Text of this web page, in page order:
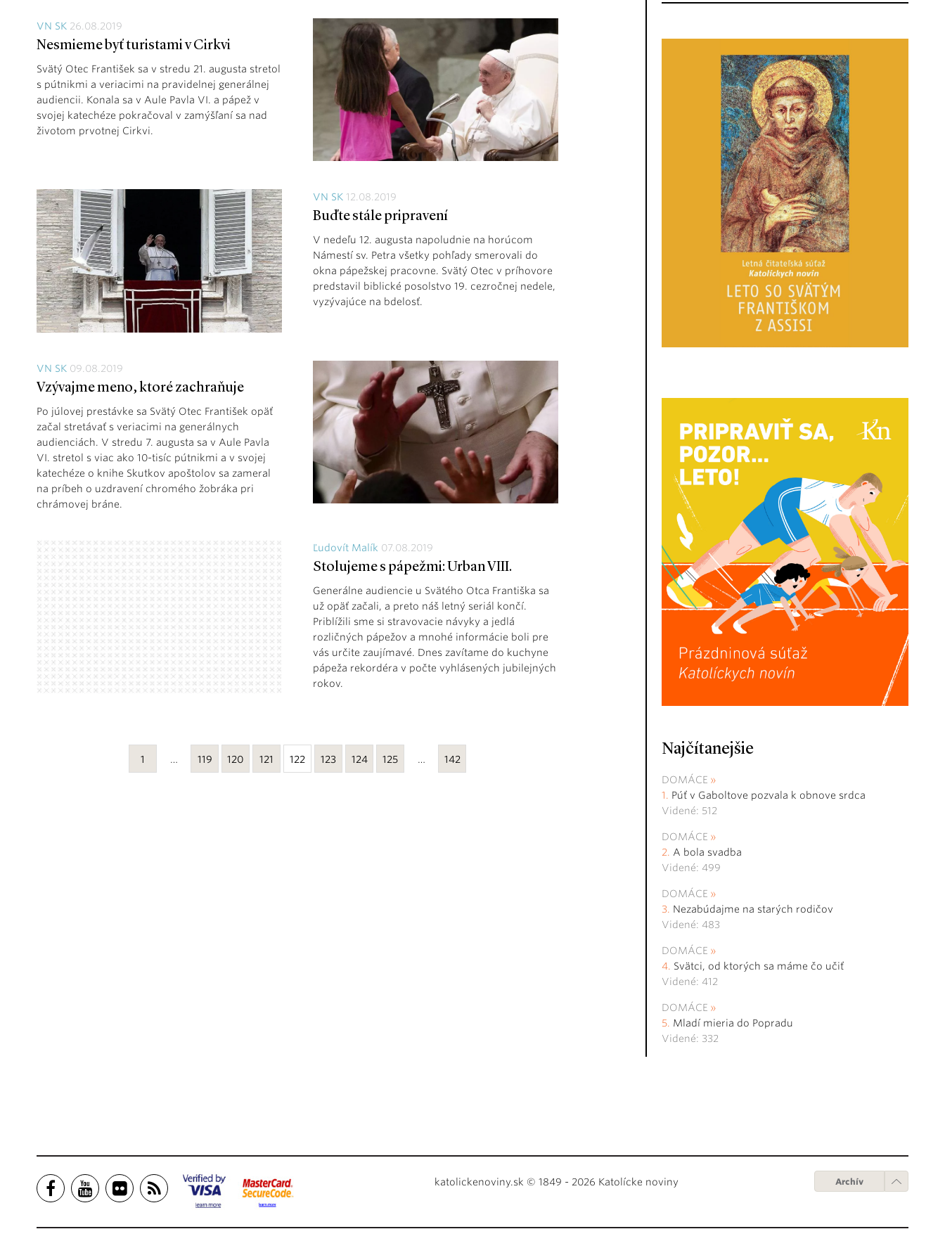
VN SK 26.08.2019
Nesmieme byť turistami v Cirkvi
Svätý Otec František sa v stredu 21. augusta stretol
s pútnikmi a veriacimi na pravidelnej generálnej
audiencii. Konala sa v Aule Pavla VI. a pápež v
svojej katechéze pokračoval v zamýšľaní sa nad
životom prvotnej Cirkvi.
VN SK 12.08.2019
Buďte stále pripravení
V nedeľu 12. augusta napoludnie na horúcom
Námestí sv. Petra všetky pohľady smerovali do
okna pápežskej pracovne. Svätý Otec v príhovore
predstavil biblické posolstvo 19. cezročnej nedele,
vyzývajúce na bdelosť.
VN SK 09.08.2019
Vzývajme meno, ktoré zachraňuje
Po júlovej prestávke sa Svätý Otec František opäť
začal stretávať s veriacimi na generálnych
audienciách. V stredu 7. augusta sa v Aule Pavla
VI. stretol s viac ako 10-tisíc pútnikmi a v svojej
katechéze o knihe Skutkov apoštolov sa zameral
na príbeh o uzdravení chromého žobráka pri
chrámovej bráne.
Ľudovít Malík 07.08.2019
Stolujeme s pápežmi: Urban VIII.
Generálne audiencie u Svätého Otca Františka sa
už opäť začali, a preto náš letný seriál končí.
Priblížili sme si stravovacie návyky a jedlá
rozličných pápežov a mnohé informácie boli pre
vás určite zaujímavé. Dnes zavítame do kuchyne
pápeža rekordéra v počte vyhlásených jubilejných
rokov.
1 … 119 120 121 122 123 124 125 … 142
Najčítanejšie
DOMÁCE
Púť v Gaboltove pozvala k obnove srdca
Videné: 512
DOMÁCE
A bola svadba
Videné: 499
DOMÁCE
Nezabúdajme na starých rodičov
Videné: 483
DOMÁCE
Svätci, od ktorých sa máme čo učiť
Videné: 412
DOMÁCE
Mladí mieria do Popradu
Videné: 332
katolickenoviny.sk © 1849 - 2026 Katolícke noviny Archív